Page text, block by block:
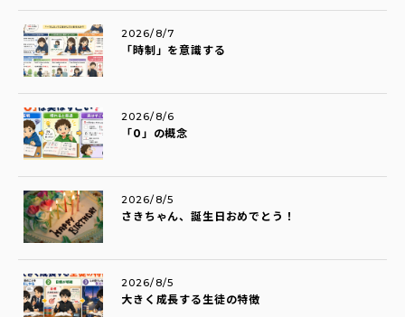
「時制」を意識する
2026/8/7
「0」の概念
2026/8/6
さきちゃん、誕生日おめでとう！
2026/8/5
大きく成長する生徒の特徴
2026/8/5